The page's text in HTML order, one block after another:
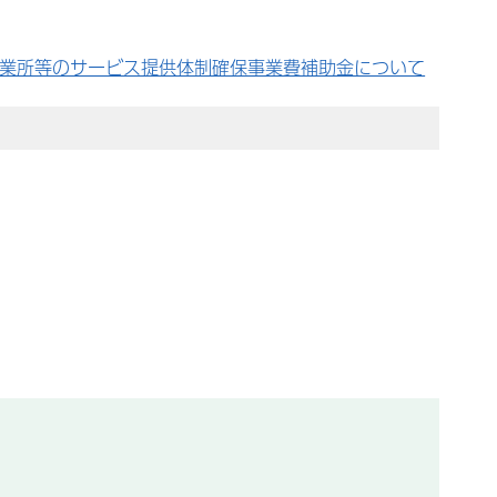
所等のサービス提供体制確保事業費補助金について